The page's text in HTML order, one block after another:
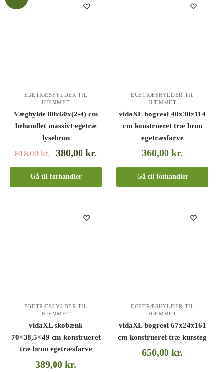
EGETRÆSHYLDER TIL
HJEMMET
Væghylde 80x60x(2-4) cm
behandlet massivt egetræ
lysebrun
818,00kr. 380,00kr.
Gå til forhandler
EGETRÆSHYLDER TIL
HJEMMET
vidaXL bogreol 40x30x114
cm konstrueret træ brun
egetræsfarve
360,00kr.
Gå til forhandler
EGETRÆSHYLDER TIL
HJEMMET
vidaXL skobænk
70×38,5×49 cm konstrueret
træ brun egetræsfarve
389,00kr.
EGETRÆSHYLDER TIL
HJEMMET
vidaXL bogreol 67x24x161
cm konstrueret træ kunsteg
650,00kr.